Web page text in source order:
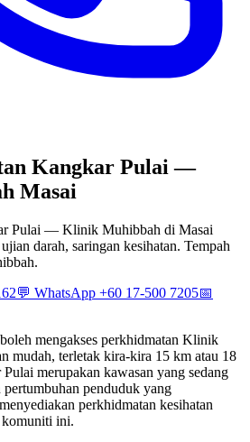
Kangkar Pulai —
Masai
Pulai — Klinik Muhibbah di Masai
darah, saringan kesihatan. Tempah
💬 WhatsApp +60 17-500 7205📅
mengakses perkhidmatan Klinik
mudah, terletak kira-kira 15 km atau 18
merupakan kawasan yang sedang
pertumbuhan penduduk yang
perkhidmatan kesihatan
ini.